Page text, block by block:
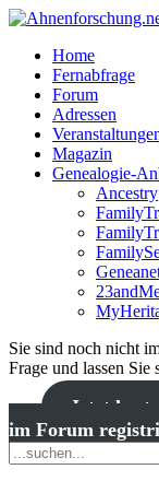
Home
Fernabfrage
Forum
Adressen
Magazin
Genealogie-
Ancestry
Sie sind noch nicht
Frage und lassen
Jetzt
im Forum